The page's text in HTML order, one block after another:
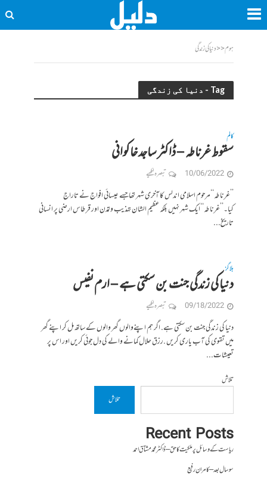
ہوم<<دنیا کی زندگی
Tag - دنیا کی زندگی
کالم
سقوط غرناطہ – ڈاکٹر ساجد خاکوانی
10/06/2022 تبصرہ لکھیے
’’غرناطہ‘‘مرحوم اسلامی اندلس کا آخری شہر تھاجسے عیسائی افواج نے تاراج
کیا۔’’غرناطہ‘‘ایک شہر نہیں بلکہ عظیم الشان تہذیب وتمدن اور قرطاس ارضی پر انسانی
تاریخ...
بلاگز
دنیا کی زندگی جنت بن سکتی ہے – ارم نفیس
09/18/2022 تبصرہ لکھیے
دنیا کی زندگی جنت بن سکتی ہے. اگر ہم اپنےوالوں گھر والوں کے ساتھ مل کر اپنے گھر
میں تقوی کی آب یاری کریں .رزق حلال کمانے والے کی دل جوئی کریں اور اس پر
تعیشات...
تلاش
تلاش
Recent Posts
ریاست کے وسائل پر ملکیت کا حق – ڈاکٹر محمد مشتاق احمد
سو سال بعد – کامران رفیع